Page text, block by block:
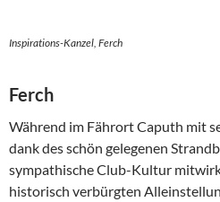
Inspirations-Kanzel, Ferch
Ferch
Während im Fährort Caputh mit
dank des schön gelegenen
sympathische Club-Kultur
historisch verbürgten